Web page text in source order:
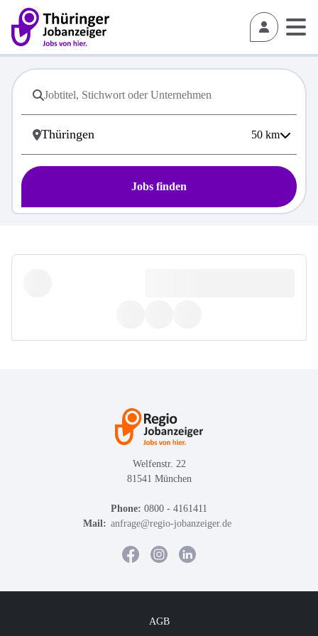
50 km
Jobs finden
Welfenstr. 22
81541 München
Phone: 0800 - 4161411
Mail: anfrage@regio-jobanzeiger.de
AGB